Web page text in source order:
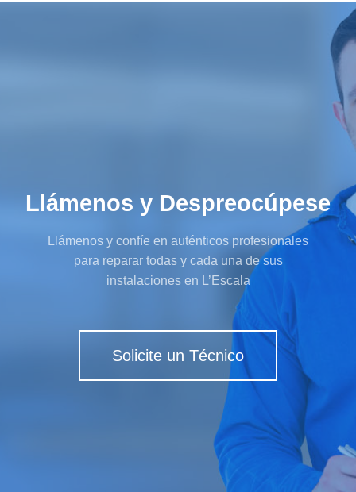
Llámenos y Despreocúpese
Llámenos y confíe en auténticos profesionales
para reparar todas y cada una de sus
instalaciones en L’Escala
Solicite un Técnico